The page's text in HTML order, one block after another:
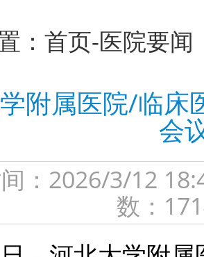
： 首页-医院要闻
附属医院/临床
会
间：2026/3/
数：